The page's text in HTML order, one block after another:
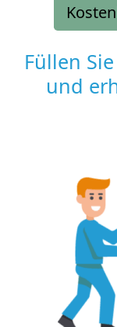
Füllen
und